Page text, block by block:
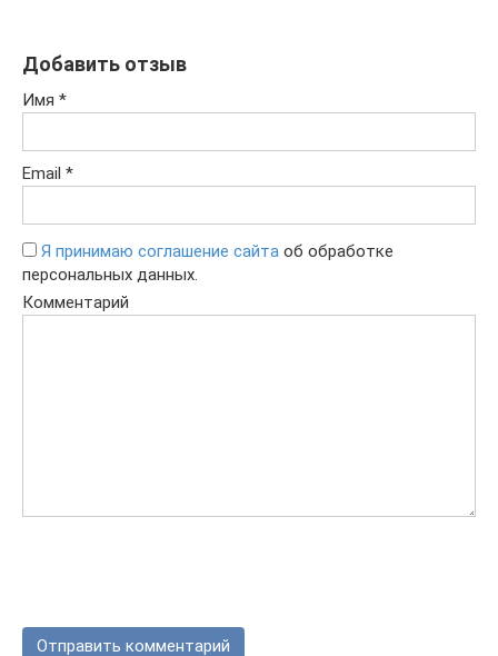
Добавить отзыв
Имя *
Email *
Я принимаю соглашение сайта об обработке
персональных данных.
Комментарий